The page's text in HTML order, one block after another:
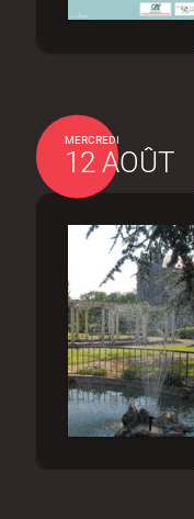
MERCREDI
12 AOÛT